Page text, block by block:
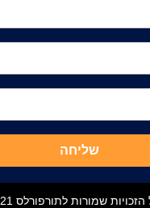
שליחה
שמורות לתורפורלס 2021